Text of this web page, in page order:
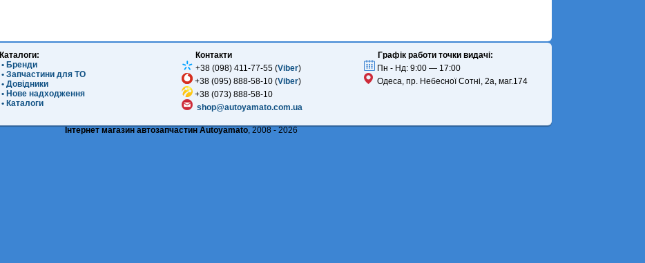
Каталоги:
• Бренди
• Запчастини для ТО
• Довідники
• Нове надходження
• Каталоги
Контакти
+38 (098) 411-77-55 (Viber)
+38 (095) 888-58-10 (Viber)
+38 (073) 888-58-10
shop@autoyamato.com.ua
Графік работи точки видачі:
Пн - Нд: 9:00 — 17:00
Одеса, пр. Небесної Сотні, 2а, маг.174
Інтернет магазин автозапчастин Autoyamato, 2008 - 2026